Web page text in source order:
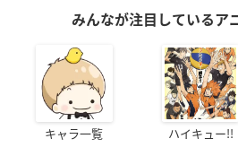
みんなが注目しているア
キャラ一覧 ハイキュー!!